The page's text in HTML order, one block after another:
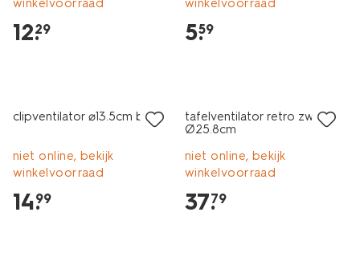
winkelvoorraad
12.
29
winkelvoorraad
5.
59
clipventilator ⌀13.5cm beige
niet online, bekijk
winkelvoorraad
14.
99
tafelventilator retro zwart
Ø25.8cm
niet online, bekijk
winkelvoorraad
37.
79